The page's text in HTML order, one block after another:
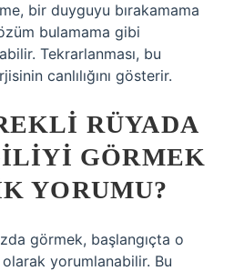
bir duyguyu bırakamama
bulamama gibi
Tekrarlanması, bu
canlılığını gösterir.
RÜYADA
GÖRMEK
YORUMU?
görmek, başlangıçta o
yorumlanabilir. Bu